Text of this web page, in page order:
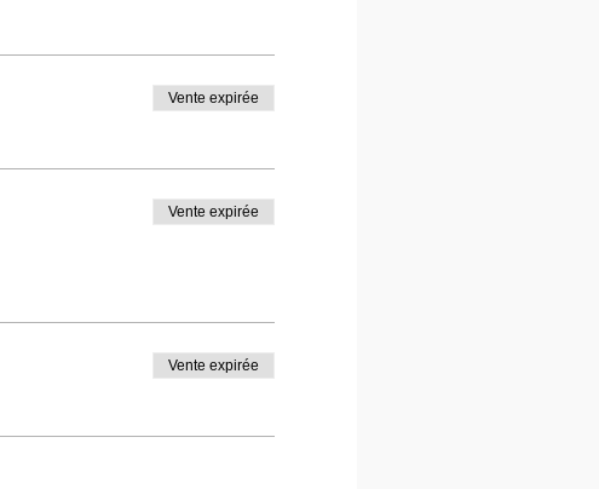
Vente expirée
Vente expirée
Vente expirée